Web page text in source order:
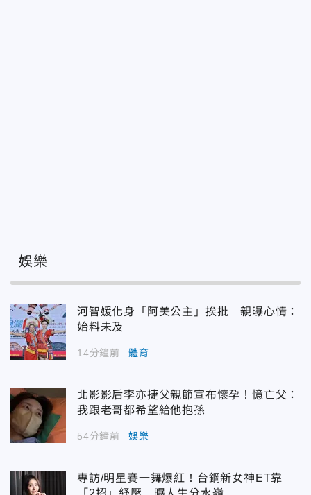
娛樂
河智媛化身「阿美公主」挨批 親曝心情：
始料未及
14分鐘前 體育
北影影后李亦捷父親節宣布懷孕！憶亡父：
我跟老哥都希望給他抱孫
54分鐘前 娛樂
專訪/明星賽一舞爆紅！台鋼新女神ET靠